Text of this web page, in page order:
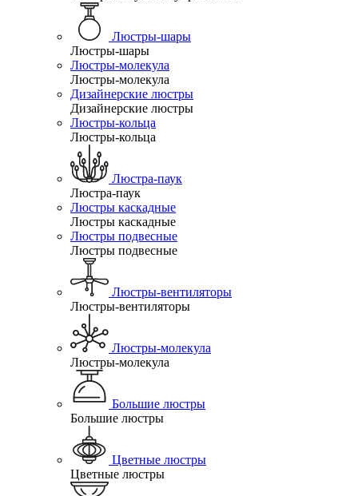
Люстры-шары
Люстры-шары
Люстры-молекула
Люстры-молекула
Дизайнерские люстры
Дизайнерские люстры
Люстры-кольца
Люстры-кольца
Люстра-паук
Люстра-паук
Люстры каскадные
Люстры каскадные
Люстры подвесные
Люстры подвесные
Люстры-вентиляторы
Люстры-вентиляторы
Люстры-молекула
Люстры-молекула
Большие люстры
Большие люстры
Цветные люстры
Цветные люстры